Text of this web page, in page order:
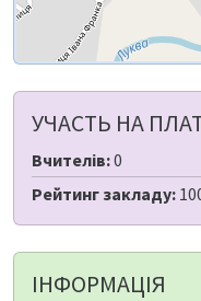
УЧАСТЬ НА
Вчителів:0
Рейтинг закладу:
ІНФОРМАЦІЯ